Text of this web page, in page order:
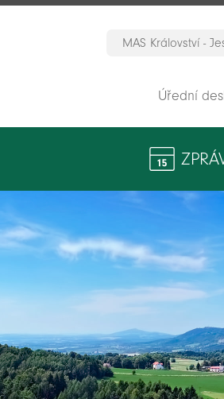
MAS Království -
Úřední